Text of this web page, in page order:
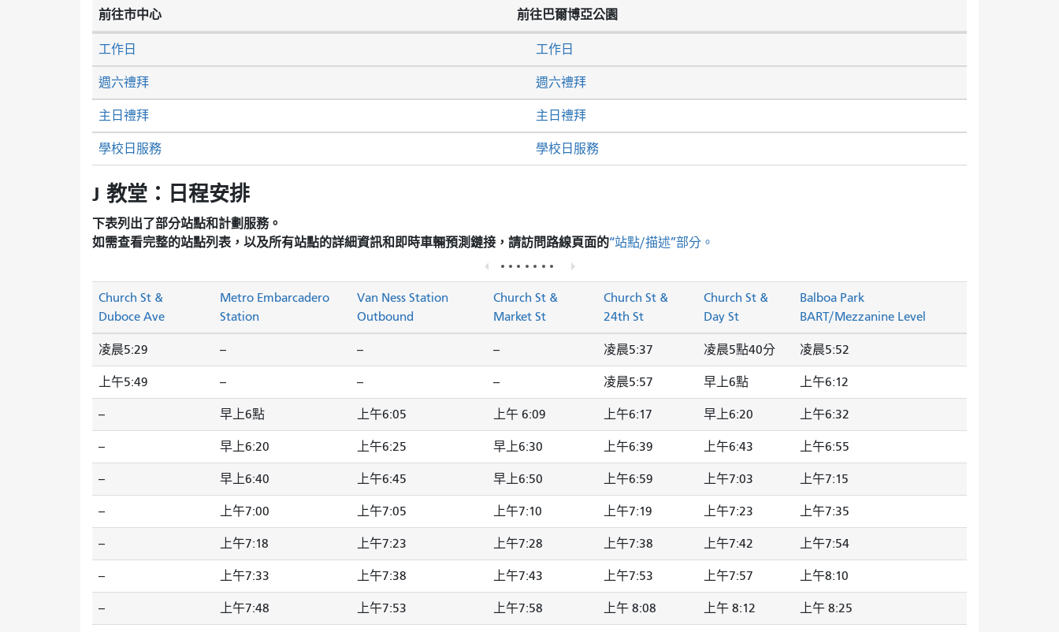
前往市中心 前往巴爾博亞公園
週六禮拜 週六禮拜
主日禮拜 主日禮拜
工作日 工作日
學校日服務 學校日服務
J 教堂：日程安排
下表列出了部分站點和計劃服務。
如需查看完整的站點列表，以及所有站點的詳細資訊和即時車輛預測鏈接，請訪問路線頁面的“站點/描述”部分。
Church St &
Duboce Ave
Metro Embarcadero
Station
Van Ness Station
Outbound
Church St &
Market St
Church St &
24th St
Church St &
Day St
Balboa Park
BART/Mezzanine Level
凌晨5:29 -- -- -- 凌晨5:37 凌晨5點40分 凌晨5:52
上午5:49 -- -- -- 凌晨5:57 早上6點 上午6:12
-- 早上6點 上午6:05 上午 6:09 上午6:17 早上6:20 上午6:32
-- 早上6:20 上午6:25 早上6:30 上午6:39 上午6:43 上午6:55
-- 早上6:40 上午6:45 早上6:50 上午6:59 上午7:03 上午7:15
-- 上午7:00 上午7:05 上午7:10 上午7:19 上午7:23 上午7:35
-- 上午7:18 上午7:23 上午7:28 上午7:38 上午7:42 上午7:54
-- 上午7:33 上午7:38 上午7:43 上午7:53 上午7:57 上午8:10
-- 上午7:48 上午7:53 上午7:58 上午 8:08 上午 8:12 上午 8:25